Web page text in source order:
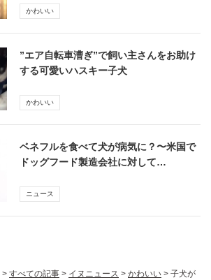
かわいい
”エア自転車漕ぎ”で飼い主さんをお助け
する可愛いハスキー子犬
かわいい
ベネフルを食べて犬が病気に？〜米国で
ドッグフード製造会社に対して…
ニュース
> すべての記事 > イヌニュース > かわいい > 子犬が